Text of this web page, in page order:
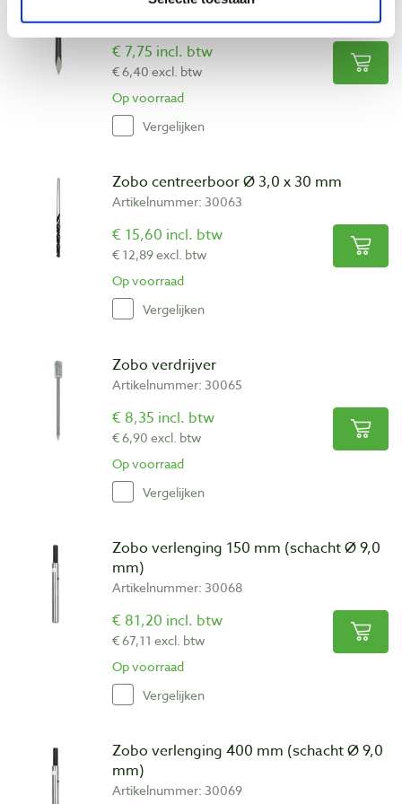
Artikelnummer: 30060
€ 7,75 incl. btw
€ 6,40 excl. btw
Op voorraad
Vergelijken
Zobo centreerboor Ø 3,0 x 30 mm
Artikelnummer: 30063
€ 15,60 incl. btw
€ 12,89 excl. btw
Op voorraad
Vergelijken
Zobo verdrijver
Artikelnummer: 30065
€ 8,35 incl. btw
€ 6,90 excl. btw
Op voorraad
Vergelijken
Zobo verlenging 150 mm (schacht Ø 9,0
mm)
Artikelnummer: 30068
€ 81,20 incl. btw
€ 67,11 excl. btw
Op voorraad
Vergelijken
Zobo verlenging 400 mm (schacht Ø 9,0
mm)
Artikelnummer: 30069